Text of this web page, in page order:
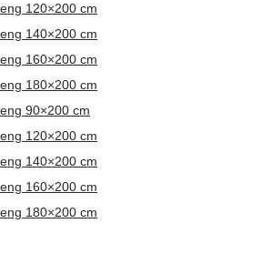
120×200 cm
140×200 cm
160×200 cm
180×200 cm
90×200 cm
120×200 cm
140×200 cm
160×200 cm
180×200 cm